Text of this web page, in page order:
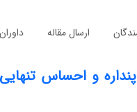
ارسال مقاله داوران
و احساس